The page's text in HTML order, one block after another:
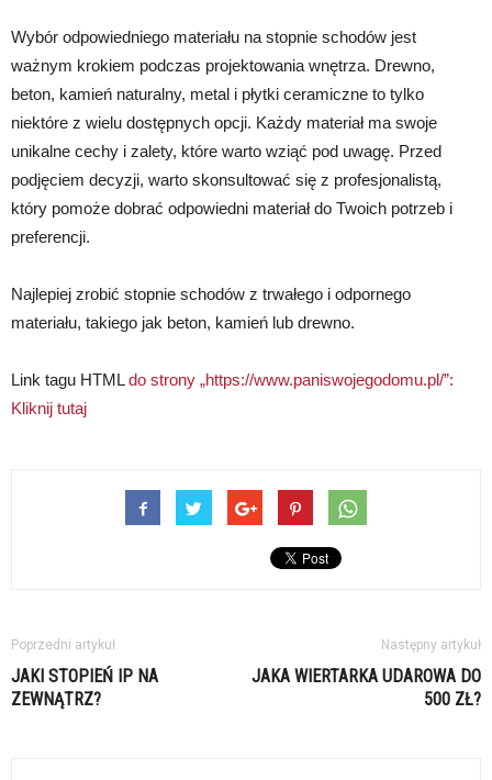
Wybór odpowiedniego materiału na stopnie schodów jest
ważnym krokiem podczas projektowania wnętrza. Drewno,
beton, kamień naturalny, metal i płytki ceramiczne to tylko
niektóre z wielu dostępnych opcji. Każdy materiał ma swoje
unikalne cechy i zalety, które warto wziąć pod uwagę. Przed
podjęciem decyzji, warto skonsultować się z profesjonalistą,
który pomoże dobrać odpowiedni materiał do Twoich potrzeb i
preferencji.
Najlepiej zrobić stopnie schodów z trwałego i odpornego
materiału, takiego jak beton, kamień lub drewno.
Link tagu HTMLdo strony „https://www.paniswojegodomu.pl/”:
Kliknij tutaj
Poprzedni artykuł
JAKI STOPIEŃ IP NA
ZEWNĄTRZ?
Następny artykuł
JAKA WIERTARKA UDAROWA DO
500 ZŁ?